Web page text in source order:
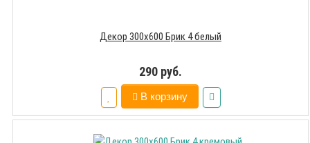
Декор 300х600 Брик 4 белый
290 руб.
В корзину